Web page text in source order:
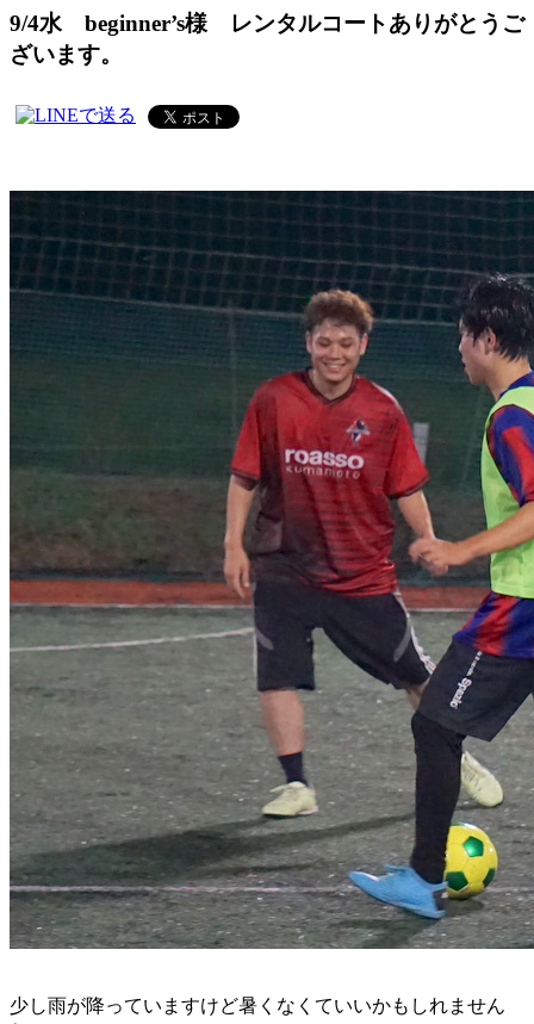
9/4水 beginner’s様 レンタルコートありがとうご
ざいます。
少し雨が降っていますけど暑くなくていいかもしれません